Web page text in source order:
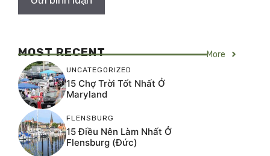
MOST RECENT More
UNCATEGORIZED
15 Chợ Trời Tốt Nhất Ở
Maryland
FLENSBURG
15 Điều Nên Làm Nhất Ở
Flensburg (Đức)